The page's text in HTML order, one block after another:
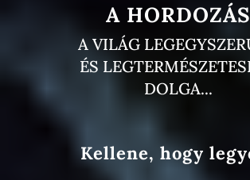
A HORDOZÁS
A VILÁG
ÉS
DOLGA...
Kellene, hogy